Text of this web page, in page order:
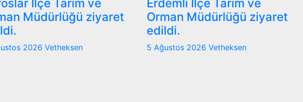
İlçe Tarım ve
Müdürlüğü ziyaret
2026 Vetheksen
Erdemli İlçe Tarım ve
Orman Müdürlüğü ziyaret
edildi.
5 Ağustos 2026 Vetheksen